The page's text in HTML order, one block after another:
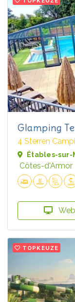
Glamping
4 Sterren
Étables-sur-
Côtes-d'Armor
TOPKEUZE